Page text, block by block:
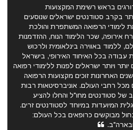
בראש רשימת המקצועות
בקרב סטודנטים ישראלים שנוסעים
לימודי הרפואה המשתפרת והולכת
אירופה, שכר הלימוד הנוח, ההזדמנות
ללמוד באווירה בינלאומית ולרכוש
בכל האיחוד האירופי, בישראל
ויותר ישראלים לפנות ללימודי רפואה
האחרונות זוכים מקצועות הרפואה
רחבי העולם. אוניברסיטאות רבות
של סטודנטים מחו"ל והחלו להציע
המיועדות במיוחד לסטודנטים זרים.
מבוקשים כרופאים בכל העולם: